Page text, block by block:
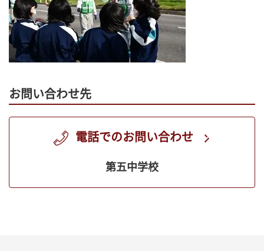
お問い合わせ先
電話でのお問い合わせ
第五中学校